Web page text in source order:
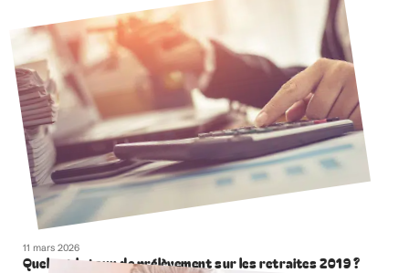
11 mars 2026
Quel est le taux de prélèvement sur les retraites 2019 ?